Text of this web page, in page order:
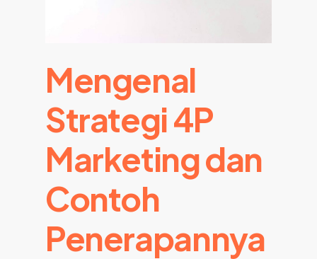
Mengenal
Strategi 4P
Marketing dan
Contoh
Penerapannya